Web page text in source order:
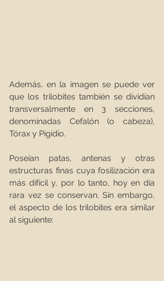
Además, en la imagen se puede ver
que los trilobites también se dividían
transversalmente en 3 secciones,
denominadas Cefalón (o cabeza),
Tórax y Pigidio.
Poseían patas, antenas y otras
estructuras finas cuya fosilización era
más difícil y, por lo tanto, hoy en día
rara vez se conservan. Sin embargo,
el aspecto de los trilobites era similar
al siguiente: